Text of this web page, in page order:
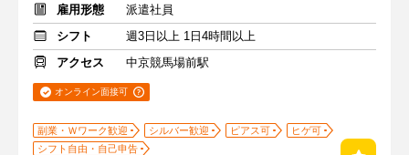
雇用形態
派遣社員
シフト
週3日以上 1日4時間以上
アクセス
中京競馬場前駅
オンライン面接可
副業・Ｗワーク歓迎 シルバー歓迎 ピアス可
ヒゲ可
シフト自由・自己申告